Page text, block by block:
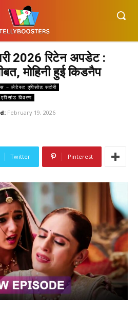
2026 रिटेन अपडेट :
मोहिनी हुई किडनैप
– लेटेस्ट एपिसोड स्टोरी
विवरण
February 19, 2026
Twitter Pinterest